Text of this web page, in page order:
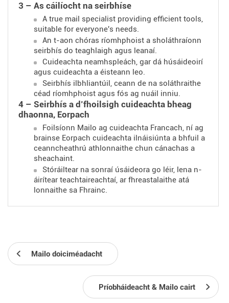
3 – As cáilíocht na seirbhíse
A true mail specialist providing efficient tools,
suitable for everyone's needs.
An t-aon chóras ríomhphoist a sholáthraíonn
seirbhís do teaghlaigh agus leanaí.
Cuideachta neamhspleách, gar dá húsáideoirí
agus cuideachta a éisteann leo.
Seirbhís ilbhliantúil, ceann de na soláthraithe
céad ríomhphoist agus fós ag nuáil inniu.
4 – Seirbhís a d’fhoilsigh cuideachta bheag
dhaonna, Eorpach
Foilsíonn Mailo ag cuideachta Francach, ní ag
brainse Eorpach cuideachta ilnáisiúnta a bhfuil a
ceanncheathrú athlonnaithe chun cánachas a
sheachaint.
Stóráiltear na sonraí úsáideora go léir, lena n-
áirítear teachtaireachtaí, ar fhreastalaithe atá
lonnaithe sa Fhrainc.
Mailo doiciméadacht
Príobháideacht & Mailo cairt